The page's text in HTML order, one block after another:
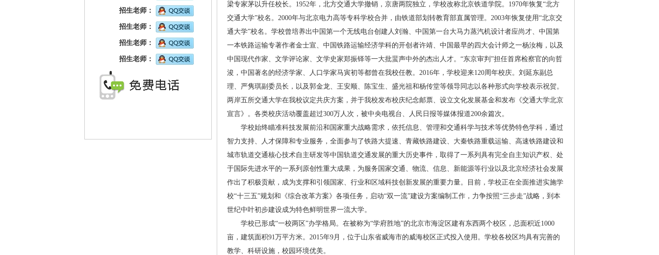
招生老师：
招生老师：
招生老师：
招生老师：
梁专家茅以升任校长。1952年，北方交通大学撤销，京唐两院独立，学校改称北京铁道学院。1970年恢复“北方
交通大学”校名。2000年与北京电力高等专科学校合并，由铁道部划转教育部直属管理。2003年恢复使用“北京交
通大学”校名。学校曾培养出中国第一个无线电台创建人刘瀚、中国第一台大马力蒸汽机设计者应尚才、中国第
一本铁路运输专著作者金士宣、中国铁路运输经济学科的开创者许靖、中国最早的四大会计师之一杨汝梅，以及
中国现代作家、文学评论家、文学史家郑振铎等一大批蜚声中外的杰出人才。“东京审判”担任首席检察官的向哲
浚，中国著名的经济学家、人口学家马寅初等都曾在我校任教。2016年，学校迎来120周年校庆。刘延东副总
理、严隽琪副委员长，以及郭金龙、王安顺、陈宝生、盛光祖和杨传堂等领导同志以各种形式向学校表示祝贺。
两岸五所交通大学在我校议定共庆方案，并于我校发布校庆纪念邮票、设立文化发展基金和发布《交通大学北京
宣言》。各类校庆活动覆盖超过300万人次，被中央电视台、人民日报等媒体报道200余篇次。
学校始终瞄准科技发展前沿和国家重大战略需求，依托信息、管理和交通科学与技术等优势特色学科，通过
智力支持、人才保障和专业服务，全面参与了铁路大提速、青藏铁路建设、大秦铁路重载运输、高速铁路建设和
城市轨道交通核心技术自主研发等中国轨道交通发展的重大历史事件，取得了一系列具有完全自主知识产权、处
于国际先进水平的一系列原创性重大成果，为服务国家交通、物流、信息、新能源等行业以及北京经济社会发展
作出了积极贡献，成为支撑和引领国家、行业和区域科技创新发展的重要力量。目前，学校正在全面推进实施学
校“十三五”规划和《综合改革方案》各项任务，启动“双一流”建设方案编制工作，力争按照“三步走”战略，到本
世纪中叶初步建设成为特色鲜明世界一流大学。
学校已形成“一校两区”办学格局。在被称为“学府胜地”的北京市海淀区建有东西两个校区，总面积近1000
亩，建筑面积91万平方米。2015年9月，位于山东省威海市的威海校区正式投入使用。学校各校区均具有完善的
教学、科研设施，校园环境优美。